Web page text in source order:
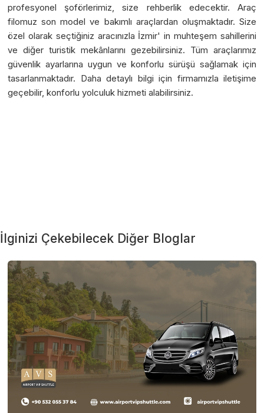
profesyonel şoförlerimiz, size rehberlik edecektir. Araç
filomuz son model ve bakımlı araçlardan oluşmaktadır. Size
özel olarak seçtiğiniz aracınızla İzmir' in muhteşem sahillerini
ve diğer turistik mekânlarını gezebilirsiniz. Tüm araçlarımız
güvenlik ayarlarına uygun ve konforlu sürüşü sağlamak için
tasarlanmaktadır. Daha detaylı bilgi için firmamızla iletişime
geçebilir, konforlu yolculuk hizmeti alabilirsiniz.
İlginizi Çekebilecek Diğer Bloglar